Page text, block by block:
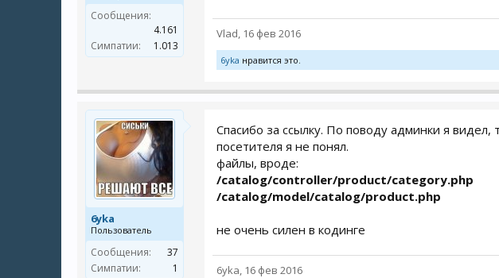
Сообщения:
4.161
Симпатии:
1.013
Vlad, 16 фев 2016
6yka нравится это.
6yka
Пользователь
Сообщения:
37
Симпатии:
1
Спасибо за ссылку. По поводу админки я видел,
посетителя я не понял.
файлы, вроде:
/catalog/controller/product/category.php
/catalog/model/catalog/product.php
не очень силен в кодинге
6yka, 16 фев 2016